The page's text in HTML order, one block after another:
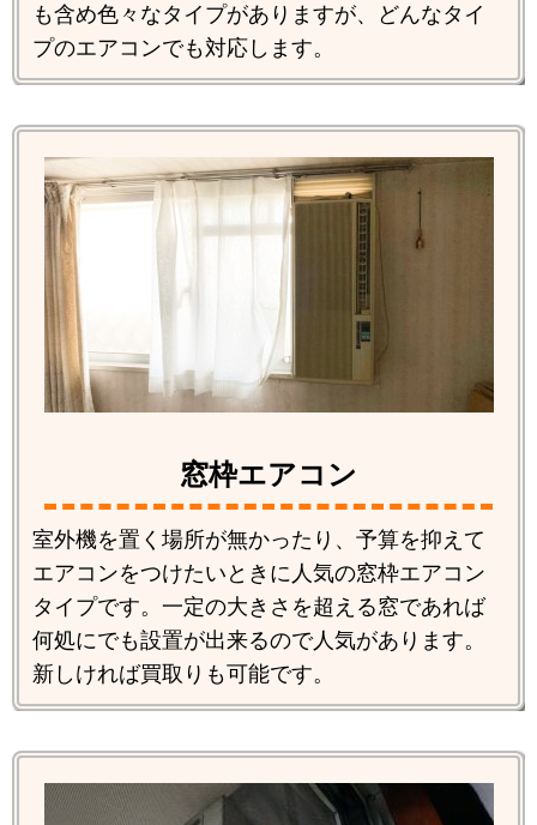
も含め色々なタイプがありますが、どんなタイ
プのエアコンでも対応します。
窓枠エアコン
室外機を置く場所が無かったり、予算を抑えて
エアコンをつけたいときに人気の窓枠エアコン
タイプです。一定の大きさを超える窓であれば
何処にでも設置が出来るので人気があります。
新しければ買取りも可能です。